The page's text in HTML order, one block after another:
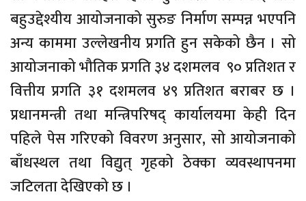
बहुउद्देश्यीय आयोजनाको सुरुङ निर्माण सम्पन्न भएपनि
अन्य काममा उल्लेखनीय प्रगति हुन सकेको छैन । सो
आयोजनाको भौतिक प्रगति ३४ दशमलव ९० प्रतिशत र
वित्तीय प्रगति ३१ दशमलव ४९ प्रतिशत बराबर छ ।
प्रधानमन्त्री तथा मन्त्रिपरिषद् कार्यालयमा केही दिन
पहिले पेस गरिएको विवरण अनुसार, सो आयोजनाको
बाँधस्थल तथा विद्युत् गृहको ठेक्का व्यवस्थापनमा
जटिलता देखिएको छ ।